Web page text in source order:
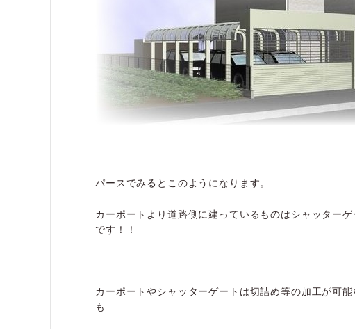
パースでみるとこのようになります。
カーポートより道路側に建っているものはシャッター
です！！
カーポートやシャッターゲートは切詰め等の加工が可
も